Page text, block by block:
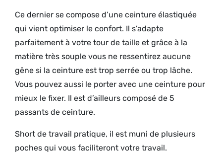
Ce dernier se compose d’une ceinture élastiquée
qui vient optimiser le confort. Il s’adapte
parfaitement à votre tour de taille et grâce à la
matière très souple vous ne ressentirez aucune
gêne si la ceinture est trop serrée ou trop lâche.
Vous pouvez aussi le porter avec une ceinture pour
mieux le fixer. Il est d’ailleurs composé de 5
passants de ceinture.
Short de travail pratique, il est muni de plusieurs
poches qui vous faciliteront votre travail.